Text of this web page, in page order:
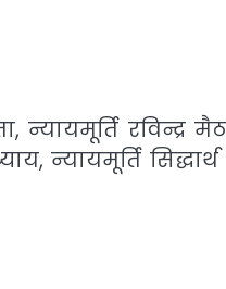
रविन्द्र
न्यायमूर्ति